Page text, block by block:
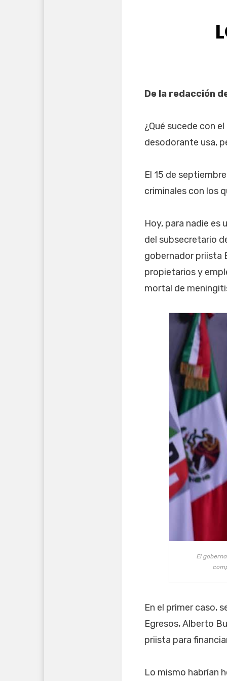
De la redacción
¿Qué sucede con
desodorante usa,
El 15 de
criminales con los
Hoy, para nadie es
del subsecretario
gobernador priista
propietarios y
mortal de
El
En el primer caso,
Egresos, Alberto
priista para
Lo mismo habrían